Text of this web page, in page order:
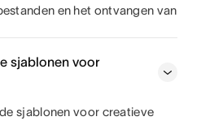
en het ontvangen van
sjablonen voor
sjablonen voor creatieve